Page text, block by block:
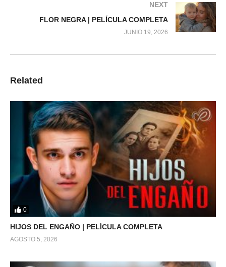
NEXT
FLOR NEGRA | PELÍCULA COMPLETA
JUNIO 19, 2026
Related
0
HIJOS DEL ENGAÑO | PELÍCULA COMPLETA
AGOSTO 5, 2026